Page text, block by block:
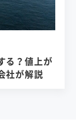
る？値上が
社が解説